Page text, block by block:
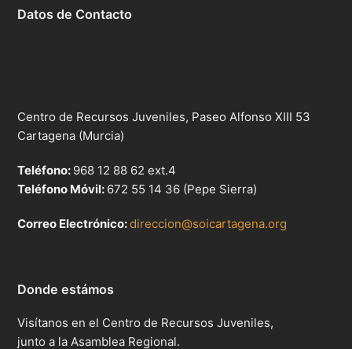
Datos de Contacto
Centro de Recursos Juveniles, Paseo Alfonso XIII 53
Cartagena (Murcia)
Teléfono: 968 12 88 62 ext.4
Teléfono Móvil: 672 55 14 36 (Pepe Sierra)
Correo Electrónico:direccion@soicartagena.org
Donde estámos
Visítanos en el Centro de Recursos Juveniles,
junto a la Asamblea Regional.